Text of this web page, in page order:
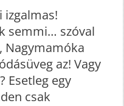
izgalmas!
semmi… szóval
Nagymamóka
az! Vagy
Esetleg egy
csak